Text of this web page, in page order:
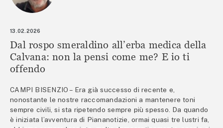
13.02.2026
Dal rospo smeraldino all’erba medica della
Calvana: non la pensi come me? E io ti
offendo
CAMPI BISENZIO – Era già successo di recente e,
nonostante le nostre raccomandazioni a mantenere toni
sempre civili, si sta ripetendo sempre più spesso. Da quando
è iniziata l’avventura di Piananotizie, ormai quasi tre lustri fa,